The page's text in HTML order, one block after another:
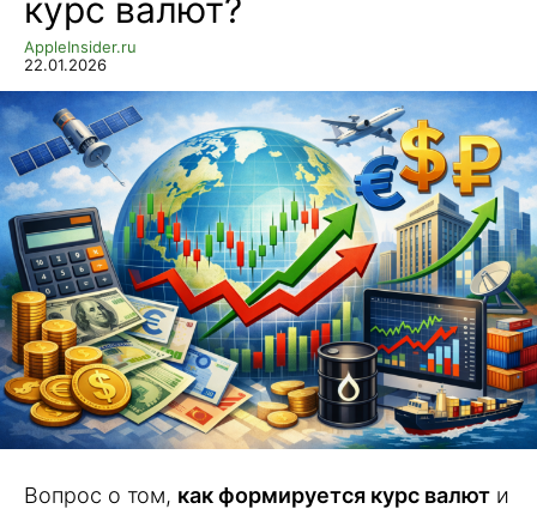
курс валют?
AppleInsider.ru
22.01.2026
Вопрос о том, как формируется курс валют и